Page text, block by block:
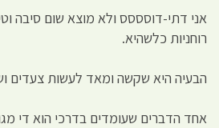
אני דתי-דוסססס ולא מוצא שום סיבה
רוחניות כלשהיא.
הבעיה היא שקשה ומאד לעשות צעדים
אחד הדברים שעומדים בדרכי הוא די